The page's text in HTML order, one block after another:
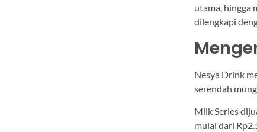
utama, hingga
dilengkapi
Nesya Drink
serendah
Milk Series
mulai dari